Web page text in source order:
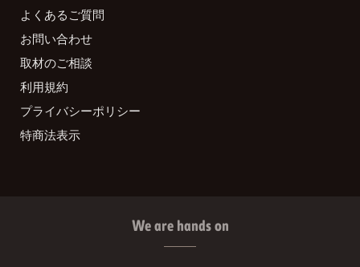
よくあるご質問
お問い合わせ
取材のご相談
利用規約
プライバシーポリシー
特商法表示
We are hands on